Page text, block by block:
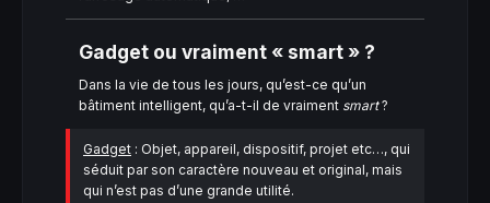
Gadget ou vraiment « smart » ?
Dans la vie de tous les jours, qu’est-ce qu’un
bâtiment intelligent, qu’a-t-il de vraiment smart?
Gadget : Objet, appareil, dispositif, projet etc…, qui
séduit par son caractère nouveau et original, mais
qui n’est pas d’une grande utilité.